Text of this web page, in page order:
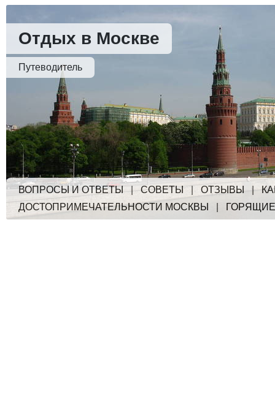
Отдых в Москве
Путеводитель
ВОПРОСЫ И ОТВЕТЫ|СОВЕТЫ | ОТЗЫВЫ |
ДОСТОПРИМЕЧАТЕЛЬНОСТИ МОСКВЫ